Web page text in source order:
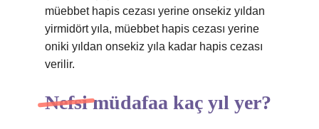
müebbet hapis cezası yerine onsekiz yıldan
yirmidört yıla, müebbet hapis cezası yerine
oniki yıldan onsekiz yıla kadar hapis cezası
verilir.
Nefsi müdafaa kaç yıl yer?